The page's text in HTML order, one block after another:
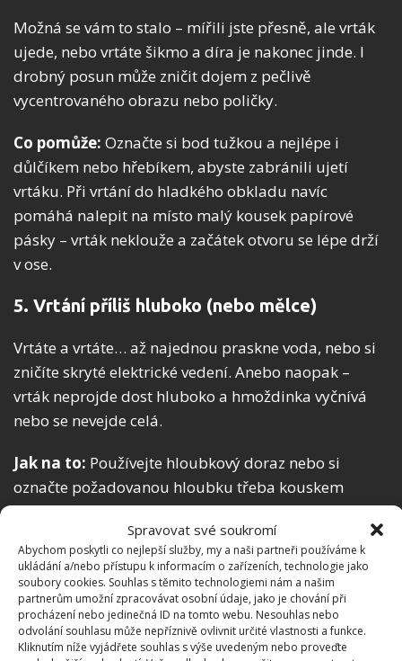
Spravovat své soukromí
Abychom poskytli co nejlepší služby, my a naši partneři používáme k
ukládání a/nebo přístupu k informacím o zařízeních, technologie jako
soubory cookies. Souhlas s těmito technologiemi nám a našim
partnerům umožní zpracovávat osobní údaje, jako je chování při
procházení nebo jedinečná ID na tomto webu. Nesouhlas nebo
odvolání souhlasu může nepříznivě ovlivnit určité vlastnosti a funkce.
Kliknutím níže vyjádřete souhlas s výše uvedeným nebo proveďte
Možná se vám to stalo – mířili jste přesně, ale vrták
ujede, nebo vrtáte šikmo a díra je nakonec jinde. I
drobný posun může zničit dojem z pečlivě
vycentrovaného obrazu nebo poličky.
Co pomůže: Označte si bod tužkou a nejlépe i
důlčíkem nebo hřebíkem, abyste zabránili ujetí
vrtáku. Při vrtání do hladkého obkladu navíc
pomáhá nalepit na místo malý kousek papírové
pásky – vrták neklouže a začátek otvoru se lépe drží
v ose.
5. Vrtání příliš hluboko (nebo mělce)
Vrtáte a vrtáte… až najednou praskne voda, nebo si
zničíte skryté elektrické vedení. Anebo naopak –
vrták neprojde dost hluboko a hmoždinka vyčnívá
nebo se nevejde celá.
Jak na to: Používejte hloubkový doraz nebo si
označte požadovanou hloubku třeba kouskem
izolepy na vrtáku. A hlavně – před vrtáním si ověřte,
že v místě nevedou žádné kabely ani trubky (např.
pomocí detektoru vedení).
Shrnutí aneb Jak vrtat jako profík
Vrtání je sice základní domácí dovednost, ale právě